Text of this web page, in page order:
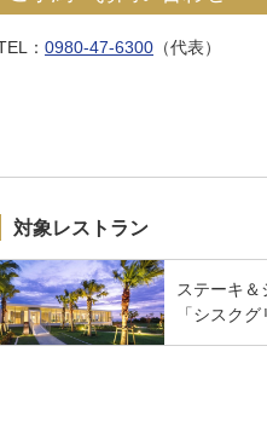
： 0980-47-6300 （代表）
対象レストラン
ステーキ＆
「シスクグ